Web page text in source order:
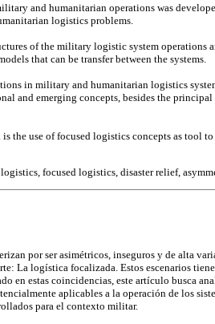
and humanitarian operations was
logistics problems.
of the military logistic system operations
that can be transfer between the systems.
in military and humanitarian logistics
and emerging concepts, besides the
the use of focused logistics concepts as tool
focused logistics, disaster relief,
por ser asimétricos, inseguros y de alta
La logística focalizada. Estos escenarios
en estas coincidencias, este artículo busca
aplicables a la operación de los
para el contexto militar.